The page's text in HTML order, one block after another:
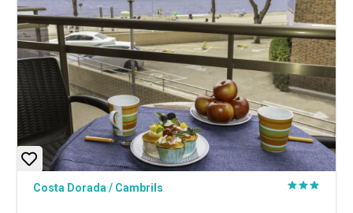
Costa Dorada / Cambrils